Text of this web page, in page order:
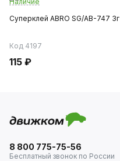
Суперклей ABRO SG/AB-747 3г
Код 4197
115 ₽
8 800 775-75-56
Бесплатный звонок по России